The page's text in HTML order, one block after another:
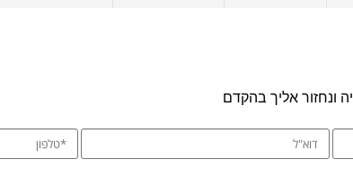
ונחזור אליך בהקדם